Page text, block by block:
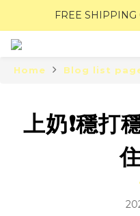
FREE
Home Blog list
上奶❗穩